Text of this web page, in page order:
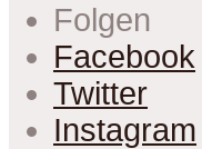
Folgen
Facebook
Twitter
Instagram